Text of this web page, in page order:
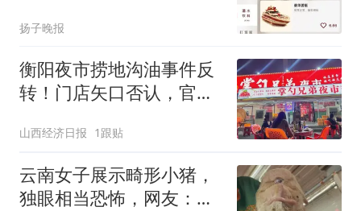
能：全凭顾客自愿，不打
赏不影响服务
扬子晚报
衡阳夜市捞地沟油事件反
转！门店矢口否认，官方
山西经济日报 1跟贴
云南女子展示畸形小猪，
独眼相当恐怖，网友：八